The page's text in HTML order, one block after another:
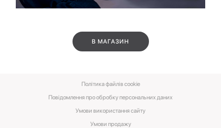
В МАГАЗИН
Повідомлення про обробку персональних даних
Умови використання сайту
Умови‌ ‌продажу‌
Політика файлів cookie